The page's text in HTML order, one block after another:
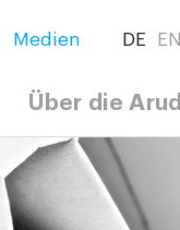
Medien DE EN
Über die Arud